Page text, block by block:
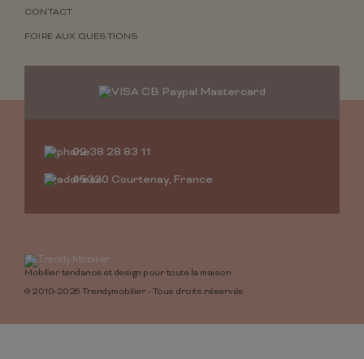
CONTACT
FOIRE AUX QUESTIONS
02 38 28 83 11
45320 Courtenay, France
Mobilier tendance et design pour toute la maison
© 2010-2026 Trendymobilier - Tous droits réservés